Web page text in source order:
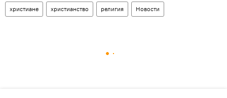
христиане христианство религия Новости